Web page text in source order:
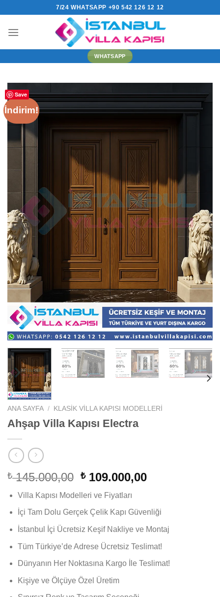
7/24 WHATSAPP +90 542 126 12 12
WHATSAPP
Save
İndirim!
ANA SAYFA / KLASIK VILLA KAPISI MODELLERI
Ahşap Villa Kapısı Electra
₺145.000,00 Orijinal
₺ 145.000,00.
₺109.000,00Şu
₺ 109.000,00.
Villa Kapısı Modelleri ve Fiyatları
İçi Tam Dolu Gerçek Çelik Kapı Güvenliği
İstanbul İçi Ücretsiz Keşif Nakliye ve Montaj
Tüm Türkiye’de Adrese Ücretsiz Teslimat!
Dünyanın Her Noktasına Kargo İle Teslimat!
Kişiye ve Ölçüye Özel Üretim